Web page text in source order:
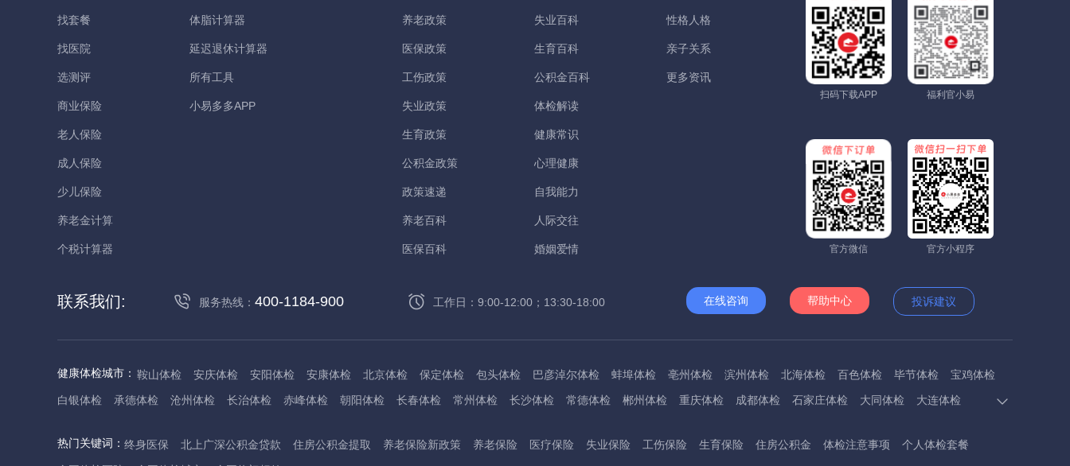
找套餐
找医院
选测评
商业保险
老人保险
成人保险
少儿保险
养老金计算
个税计算器
体脂计算器
延迟退休计算器
所有工具
小易多多APP
养老政策
医保政策
工伤政策
失业政策
生育政策
公积金政策
政策速递
养老百科
医保百科
失业百科
生育百科
公积金百科
体检解读
健康常识
心理健康
自我能力
人际交往
婚姻爱情
性格人格
亲子关系
更多资讯
扫码下载APP 福利官小易
官方微信 官方小程序
联系我们: 服务热线： 400-1184-900 工作日：9:00-12:00；13:30-18:00 在线咨询 帮助中心 投诉建议
健康体检城市： 鞍山体检 安庆体检 安阳体检 安康体检 北京体检 保定体检 包头体检 巴彦淖尔体检 蚌埠体检 亳州体检 滨州体检 北海体检 百色体检 毕节体检
宝鸡体检
白银体检
承德体检 沧州体检 长治体检 赤峰体检 朝阳体检 长春体检 常州体检 长沙体检 常德体检 郴州体检 重庆体检 成都体检 石家庄体检 大同体检
大连体检
抚州体检
佛山体检 防城港体检 赣州体检 广州体检 桂林体检 贵港体检 广元体检 贵阳体检 红河体检 邯郸体检 衡水体检 呼和浩特体检 呼伦贝尔体检 葫芦岛体检
热门关键词： 终身医保 北上广深公积金贷款 住房公积金提取 养老保险新政策 养老保险 医疗保险 失业保险 工伤保险 生育保险 住房公积金 体检注意事项
个人体检套餐